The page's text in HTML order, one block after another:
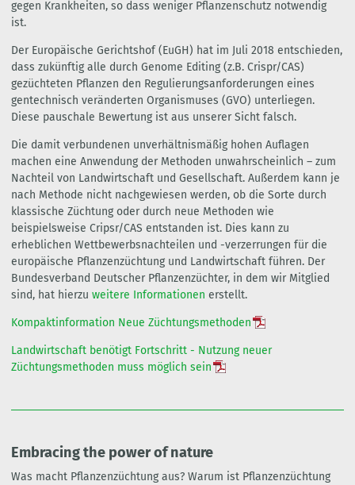
gegen Krankheiten, so dass weniger Pflanzenschutz notwendig
ist.
Der Europäische Gerichtshof (EuGH) hat im Juli 2018 entschieden,
dass zukünftig alle durch Genome Editing (z.B. Crispr/CAS)
gezüchteten Pflanzen den Regulierungsanforderungen eines
gentechnisch veränderten Organismuses (GVO) unterliegen.
Diese pauschale Bewertung ist aus unserer Sicht falsch.
Die damit verbundenen unverhältnismäßig hohen Auflagen
machen eine Anwendung der Methoden unwahrscheinlich – zum
Nachteil von Landwirtschaft und Gesellschaft. Außerdem kann je
nach Methode nicht nachgewiesen werden, ob die Sorte durch
klassische Züchtung oder durch neue Methoden wie
beispielsweise Cripsr/CAS entstanden ist. Dies kann zu
erheblichen Wettbewerbsnachteilen und -verzerrungen für die
europäische Pflanzenzüchtung und Landwirtschaft führen. Der
Bundesverband Deutscher Pflanzenzüchter, in dem wir Mitglied
sind, hat hierzu weitere Informationen erstellt.
Kompaktinformation Neue Züchtungsmethoden
Landwirtschaft benötigt Fortschritt - Nutzung neuer
Züchtungsmethoden muss möglich sein
Embracing the power of nature
Was macht Pflanzenzüchtung aus? Warum ist Pflanzenzüchtung